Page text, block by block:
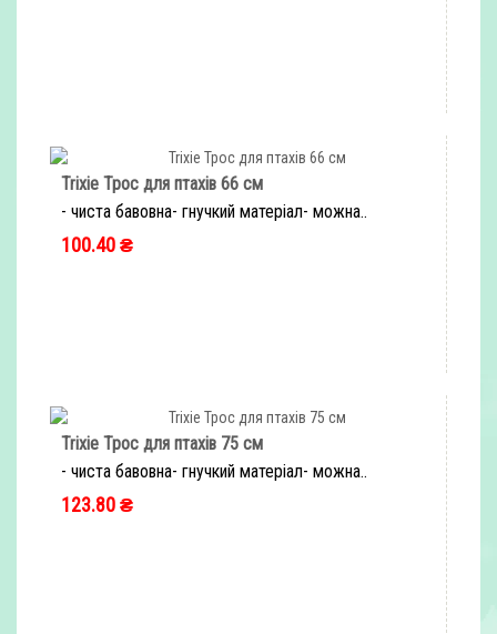
Trixie Трос для птахів 66 см
- чиста бавовна- гнучкий матеріал- можна..
100.40 ₴
Trixie Трос для птахів 75 см
- чиста бавовна- гнучкий матеріал- можна..
123.80 ₴